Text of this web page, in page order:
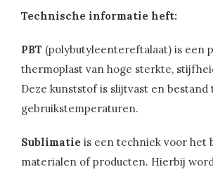
Technische informatie heft:
PBT (polybutyleentereftalaat) is een
thermoplast van hoge sterkte,
Deze kunststof is slijtvast en bestand
gebruikstemperaturen.
Sublimatie is een techniek voor het
materialen of producten. Hierbij